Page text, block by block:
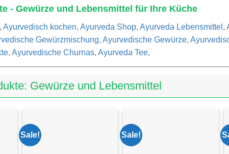
- Gewürze und Lebensmittel für Ihre Küche
, Ayurvedisch kochen, Ayurveda Shop, Ayurveda Lebensmittel ,
Gewürzmischung, Ayurvedische Gewürze,
, Ayurvedische Churnas, Ayurveda Tee,
Gewürze und Lebensmittel
Sale! Sale!